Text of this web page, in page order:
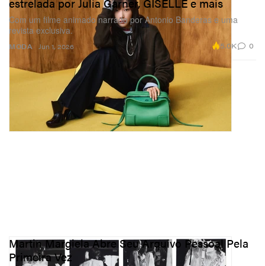
MODA
Com um filme animado narrado por Antonio Banderas e uma
revista exclusiva.
Jun 1, 2026 5.0K 0
Martin Margiela Abre Seu Arquivo Pessoal Pela
Primeira Vez